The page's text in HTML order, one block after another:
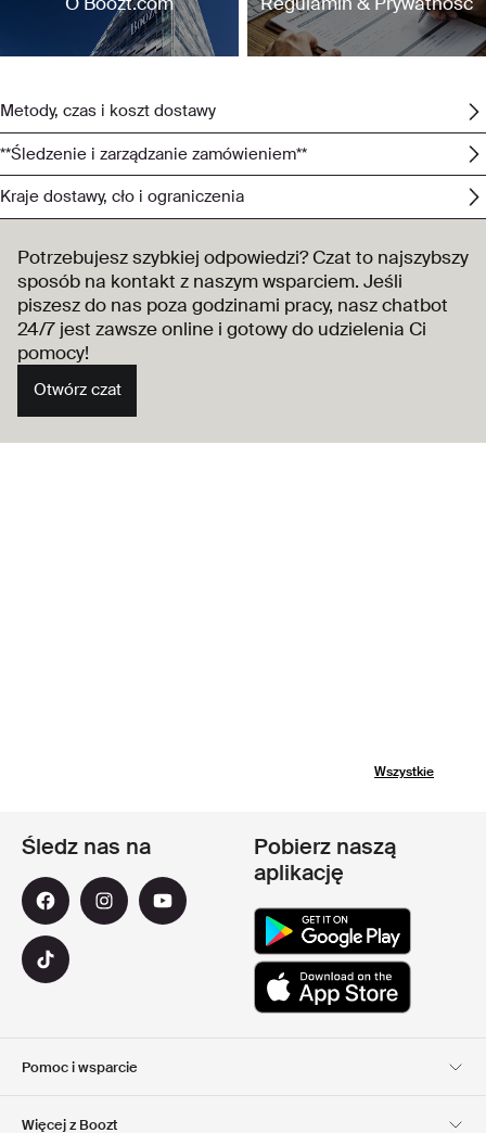
Metody, czas i koszt dostawy
**Śledzenie i zarządzanie zamówieniem**
Kraje dostawy, cło i ograniczenia
Potrzebujesz szybkiej odpowiedzi? Czat to najszybszy
sposób na kontakt z naszym wsparciem. Jeśli
piszesz do nas poza godzinami pracy, nasz chatbot
24/7 jest zawsze online i gotowy do udzielenia Ci
pomocy!
Otwórz czat
Wszystkie
Pomoc i wsparcie
Więcej z Boozt
Śledz nas na
Pobierz naszą
aplikację